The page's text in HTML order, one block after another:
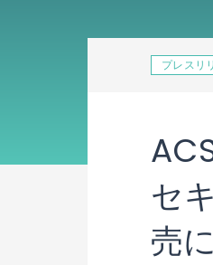
プレスリ
セ
売